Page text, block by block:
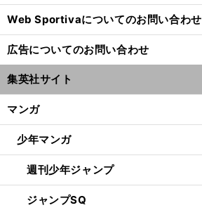
Web Sportivaについてのお問い合わせ
広告についてのお問い合わせ
集英社サイト
マンガ
少年マンガ
週刊少年ジャンプ
ジャンプSQ